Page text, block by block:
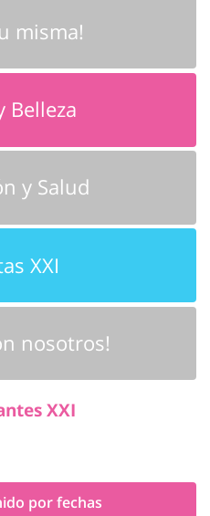
misma!
Belleza
y Salud
XXI
nosotros!
XXI
por fechas